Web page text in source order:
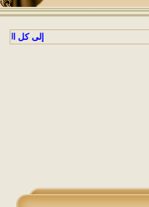
إلى كل